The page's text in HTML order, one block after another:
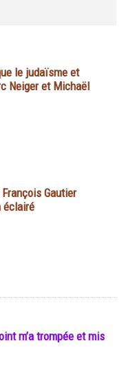
le judaïsme et
Neiger et Michaël
Gautier
éclairé
m’a trompée et mis